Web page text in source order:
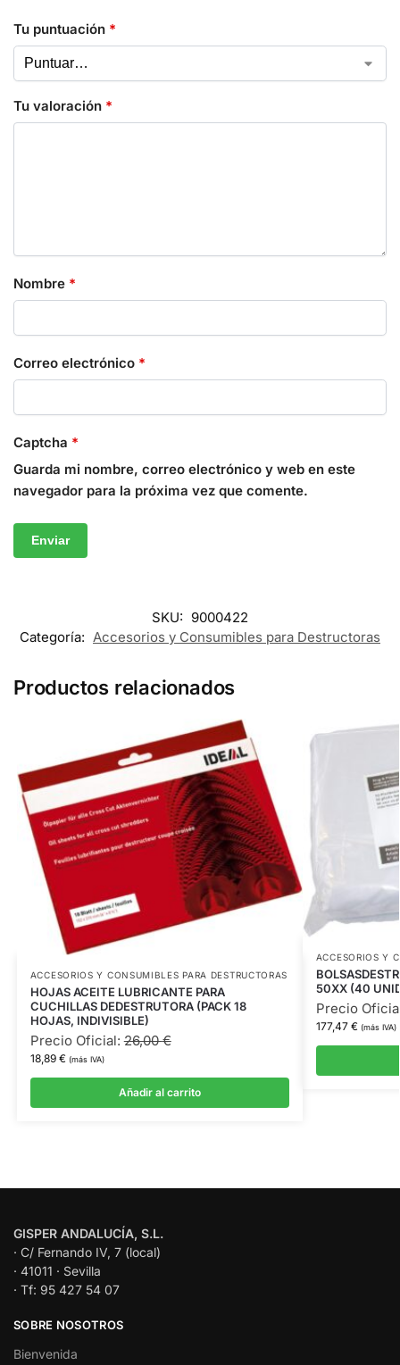
Tu puntuación *
Tu valoración *
Nombre *
Correo electrónico *
Captcha *
Guarda mi nombre, correo electrónico y web en este
navegador para la próxima vez que comente.
SKU: 9000422
Categoría: Accesorios y Consumibles para Destructoras
Productos relacionados
ACCESORIOS Y CONSUMIBLES PARA DESTRUCTORAS
HOJAS ACEITE LUBRICANTE PARA
CUCHILLAS DEDESTRUTORA (PACK 18
HOJAS, INDIVISIBLE)
Precio Oficial:26,00€
18,89 € (más IVA)
Añadir al carrito
ACCESORIOS Y
50XX (40
Precio
177,47 € (más IVA)
GISPER ANDALUCÍA, S.L.
· C/ Fernando IV, 7 (local)
· 41011 · Sevilla
· Tf: 95 427 54 07
SOBRE NOSOTROS
Bienvenida